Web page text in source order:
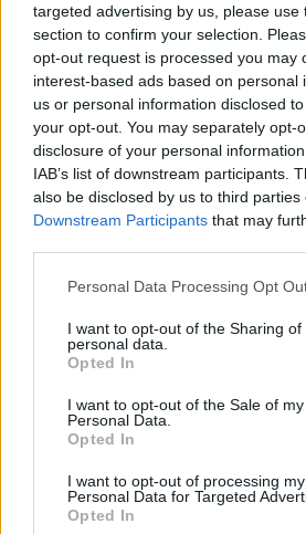
targeted advertising by us, please use
section to confirm your selection.
opt-out request is processed you may
interest-based ads based on personal
us or personal information disclosed
your opt-out. You may separately opt-
disclosure of your personal
IAB’s list of downstream participants.
also be disclosed by us to third parties
Downstream Participants that may
Please note that this website/app uses
not limited to your visit or usage
grant or deny consent to Google and
use your data for below specified
consent section.
Personal Data Processing Opt
I want to opt-out of the Sharing of
personal data.
Opted In
I want to opt-out of the Sale of my
Personal Data.
Opted In
I want to opt-out of processing my
Personal Data for Targeted
Opted In
Opozorilo: Po 297. členu
posameznik kazensko odgovoren za
sovraštva, nasilja ali nestrpnosti.
rasističnimi, diskriminatornimi ali
odstranjeni. Pravila komentiranja →
Failed to fetch
Mislinja
Ključne besede:
Pohorje
RRA Koroške